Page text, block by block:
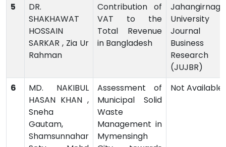
5
DR.
SHAKHAWAT
HOSSAIN
SARKAR , Zia Ur
Rahman
Contribution of
VAT to the
Total Revenue
in Bangladesh
University
Journal
Business
Research
(JUJBR)
6
MD. NAKIBUL
HASAN KHAN ,
Sneha
Gautam,
Shamsunnahar
Assessment of
Municipal Solid
Waste
Management in
Mymensingh
Not Available